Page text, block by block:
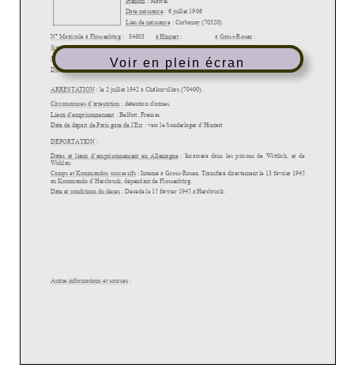
Voir en plein écran